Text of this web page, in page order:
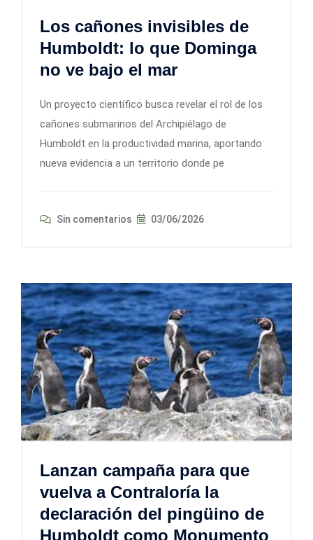
Los cañones invisibles de
Humboldt: lo que Dominga
no ve bajo el mar
Un proyecto científico busca revelar el rol de los
cañones submarinos del Archipiélago de
Humboldt en la productividad marina, aportando
nueva evidencia a un territorio donde pe
Sin comentarios 03/06/2026
Lanzan campaña para que
vuelva a Contraloría la
declaración del pingüino de
Humboldt como Monumento